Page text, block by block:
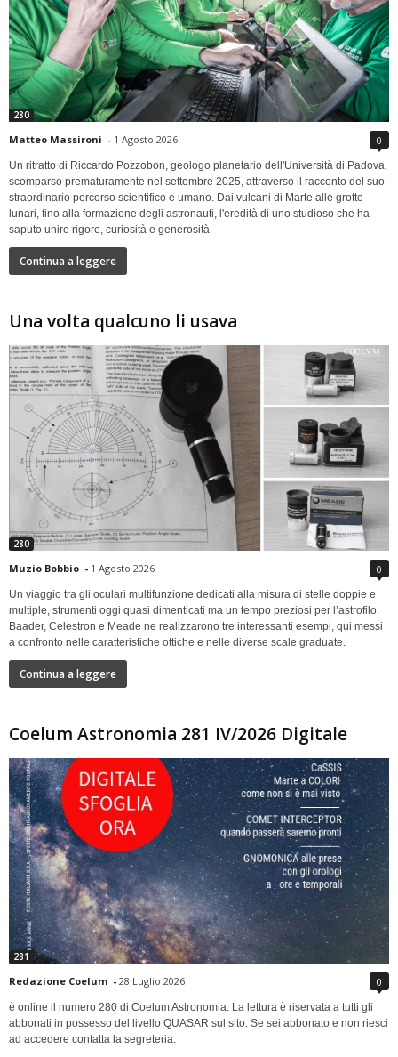
280
Matteo Massironi - 1 Agosto 2026 0
Un ritratto di Riccardo Pozzobon, geologo planetario dell'Università di Padova,
scomparso prematuramente nel settembre 2025, attraverso il racconto del suo
straordinario percorso scientifico e umano. Dai vulcani di Marte alle grotte
lunari, fino alla formazione degli astronauti, l'eredità di uno studioso che ha
saputo unire rigore, curiosità e generosità
Continua a leggere
Una volta qualcuno li usava
280
Muzio Bobbio - 1 Agosto 2026 0
Un viaggio tra gli oculari multifunzione dedicati alla misura di stelle doppie e
multiple, strumenti oggi quasi dimenticati ma un tempo preziosi per l’astrofilo.
Baader, Celestron e Meade ne realizzarono tre interessanti esempi, qui messi
a confronto nelle caratteristiche ottiche e nelle diverse scale graduate.
Continua a leggere
Coelum Astronomia 281 IV/2026 Digitale
281
Redazione Coelum - 28 Luglio 2026 0
è online il numero 280 di Coelum Astronomia. La lettura è riservata a tutti gli
abbonati in possesso del livello QUASAR sul sito. Se sei abbonato e non riesci
ad accedere contatta la segreteria.